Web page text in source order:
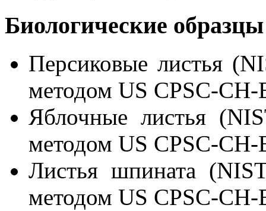
Биологические образцы
Персиковые листья
методом US CPSC-CH-
Яблочные листья
методом US CPSC-CH-
Листья шпината
методом US CPSC-CH-